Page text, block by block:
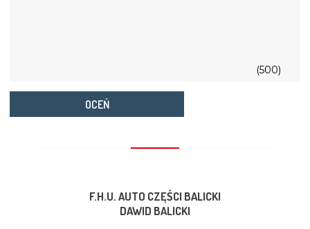
(500)
OCEŃ
F.H.U. AUTO CZĘŚCI BALICKI
DAWID BALICKI